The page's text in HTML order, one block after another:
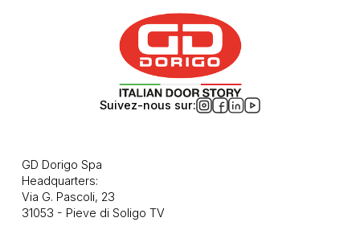
Suivez-nous sur:
GD Dorigo Spa
Headquarters:
Via G. Pascoli, 23
31053 - Pieve di Soligo TV